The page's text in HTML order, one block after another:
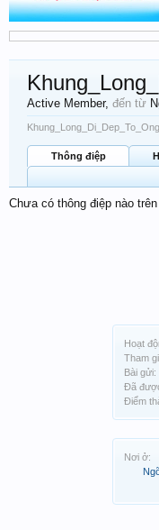
Hoạt
Tham
Bài gửi:
Đã
Điểm
Nơi ở:
Active Member, đến từ
Thông điệp
Chưa có thông điệp nào